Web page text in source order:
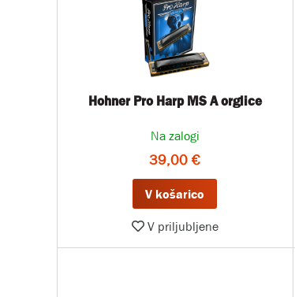
Hohner Pro Harp MS A orglice
Na zalogi
39,00 €
V košarico
V priljubljene